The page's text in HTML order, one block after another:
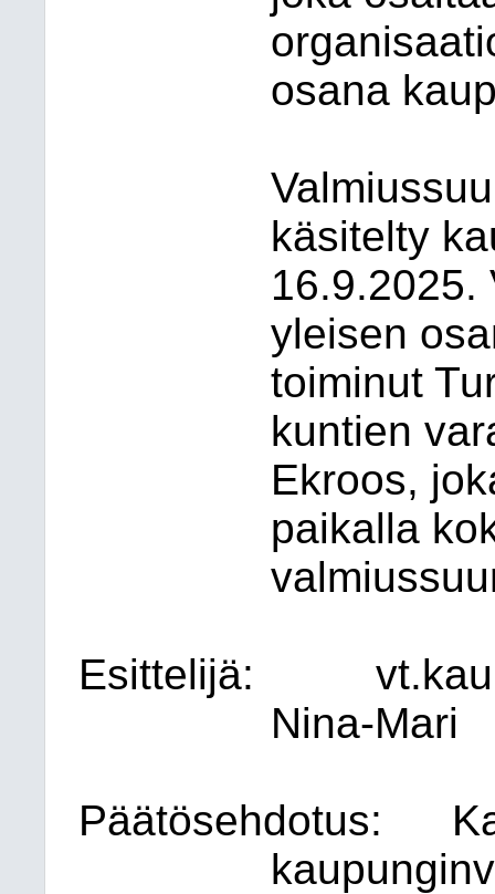
osana
käsitelty
16.9.2025.
yleisen
toiminut
kuntien
Ekroos,
paikalla
Esittelijä: vt.
Nina-Mari
Päätösehdotus: